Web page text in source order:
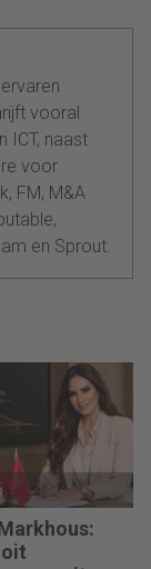
vooral
ICT, naast
voor
FM, M&A
en Sprout.